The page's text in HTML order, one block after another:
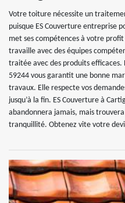
Votre toiture nécessite un
puisque ES Couverture entreprise
met ses compétences à votre
travaille avec des équipes
traitée avec des produits efficaces.
59244 vous garantit une bonne
travaux. Elle respecte vos
jusqu’à la fin. ES Couverture à
abandonnera jamais, mais
tranquillité. Obtenez vite votre